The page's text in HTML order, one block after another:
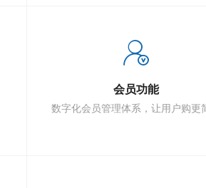
会员功能
数字化会员管理体系，让用户购更